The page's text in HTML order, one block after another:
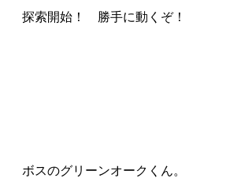
探索開始！　勝手に動くぞ！
ボスのグリーンオークくん。